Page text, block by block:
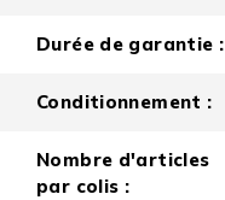
Durée de garantie :
Conditionnement :
Nombre d'articles
par colis :